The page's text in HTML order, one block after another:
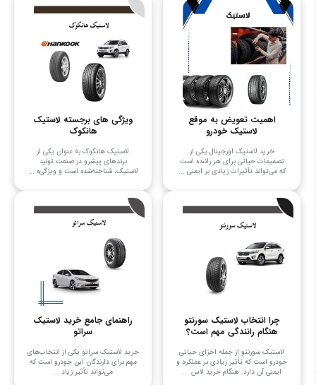
اهمیت تعویض به موقع
لاستیک خودرو
خرید لاستیک اورجینال یکی از
تصمیمات حیاتی برای هر راننده است
که می‌تواند تأثیرات زیادی بر ایمنی ...
ویژگی های برجسته لاستیک
هانکوک
لاستیک هانکوک به عنوان یکی از
برندهای پیشرو در صنعت تولید
لاستیک، شناخته‌شده است و ویژگی‌ه ...
چرا انتخاب لاستیک سورنتو
هنگام رانندگی مهم است؟
لاستیک سورنتو از جمله اجزای حیاتی
خودرو است که تأثیر زیادی بر عملکرد و
ایمنی آن دارد. هنگام خرید لاس ...
راهنمای جامع خرید لاستیک
سراتو
خرید لاستیک سراتو یکی از انتخاب‌های
مهم برای دارندگان این خودرو است که
می‌تواند تأثیر زیاد ...